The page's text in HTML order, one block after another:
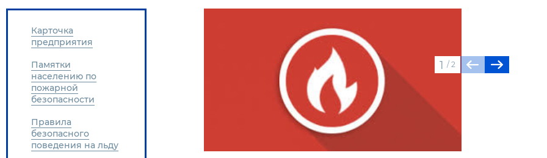
Карточка
предприятия
Памятки
населению по
пожарной
безопасности
Правила
безопасного
поведения на льду
1 / 2